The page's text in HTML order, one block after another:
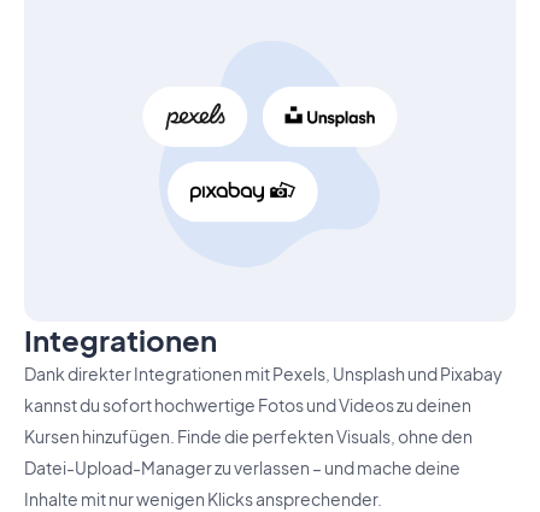
Integrationen
Dank direkter Integrationen mit Pexels, Unsplash und Pixabay
kannst du sofort hochwertige Fotos und Videos zu deinen
Kursen hinzufügen. Finde die perfekten Visuals, ohne den
Datei-Upload-Manager zu verlassen – und mache deine
Inhalte mit nur wenigen Klicks ansprechender.